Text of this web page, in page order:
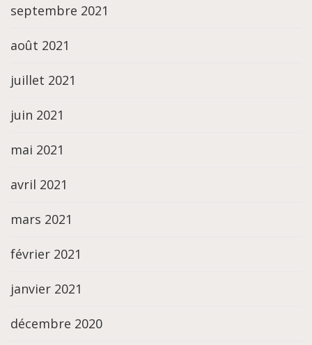
septembre 2021
août 2021
juillet 2021
juin 2021
mai 2021
avril 2021
mars 2021
février 2021
janvier 2021
décembre 2020